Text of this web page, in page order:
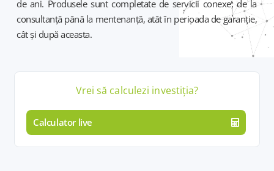
de ani. Produsele sunt completate de servicii conexe, de la
consultanță până la mentenanță, atât în perioada de garanție,
cât și după aceasta.
Vrei să calculezi investiția?
Calculator live